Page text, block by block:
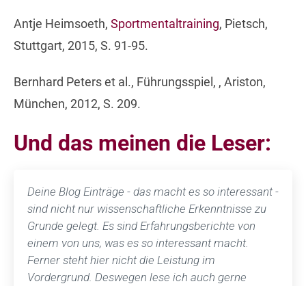
Antje Heimsoeth, Sportmentaltraining, Pietsch,
Stuttgart, 2015, S. 91-95.
Bernhard Peters et al., Führungsspiel, , Ariston,
München, 2012, S. 209.
Und das meinen die Leser:
Deine Blog Einträge - das macht es so interessant -
sind nicht nur wissenschaftliche Erkenntnisse zu
Grunde gelegt. Es sind Erfahrungsberichte von
einem von uns, was es so interessant macht.
Ferner steht hier nicht die Leistung im
Vordergrund. Deswegen lese ich auch gerne